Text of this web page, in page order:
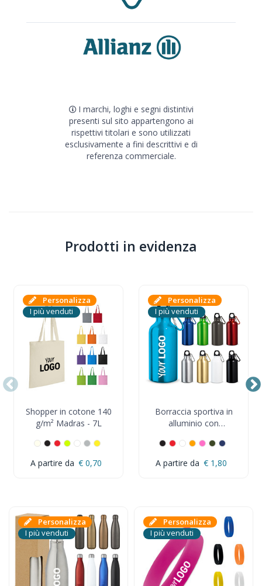
I marchi, loghi e segni distintivi
presenti sul sito appartengono ai
rispettivi titolari e sono utilizzati
esclusivamente a fini descrittivi e di
referenza commerciale.
Prodotti in evidenza
Personalizza
I più venduti
Shopper in cotone 140
g/m² Madras - 7L
€ 0,70
Personalizza
I più venduti
Borraccia sportiva in
alluminio con
fino a 400 mL
€ 1,80
Personalizza
I più venduti
Personalizza
I più venduti